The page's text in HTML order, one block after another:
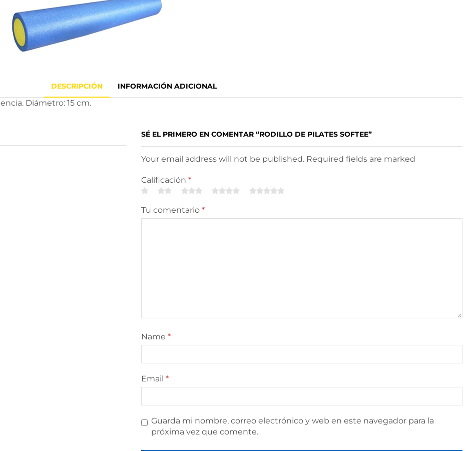
DESCRIPCIÓN INFORMACIÓN ADICIONAL
Diámetro: 15 cm.
SÉ EL PRIMERO EN COMENTAR “RODILLO DE PILATES SOFTEE”
Your email address will not be published. Required fields are marked
Calificación *
Tu comentario *
Name *
Email *
Guarda mi nombre, correo electrónico y web en este navegador para la
próxima vez que comente.